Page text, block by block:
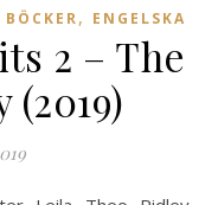
BÖCKER, ENGELSKA
2 – The